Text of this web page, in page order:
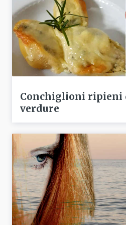
Conchiglioni ripieni
verdure